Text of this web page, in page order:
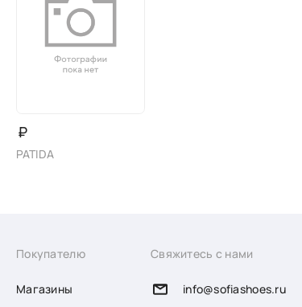
₽
PATIDA
Покупателю
Магазины
Свяжитесь с нами
info@sofiashoes.ru